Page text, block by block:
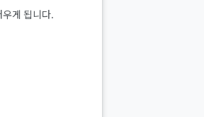
게 됩니다.